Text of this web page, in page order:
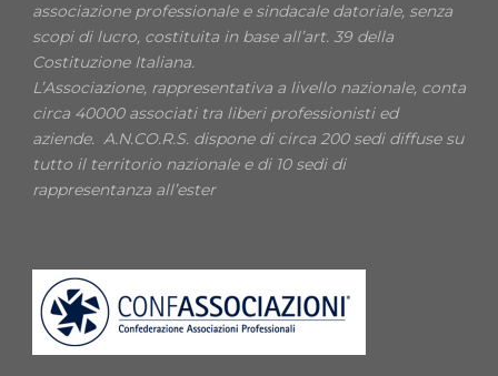
associazione professionale e sindacale datoriale, senza
scopi di lucro, costituita in base all’art. 39 della
Costituzione Italiana.
L’Associazione, rappresentativa a livello nazionale, conta
circa 40000 associati tra liberi professionisti ed
aziende. A.N.CO.R.S. dispone di circa 200 sedi diffuse su
tutto il territorio nazionale e di 10 sedi di
rappresentanza all’ester